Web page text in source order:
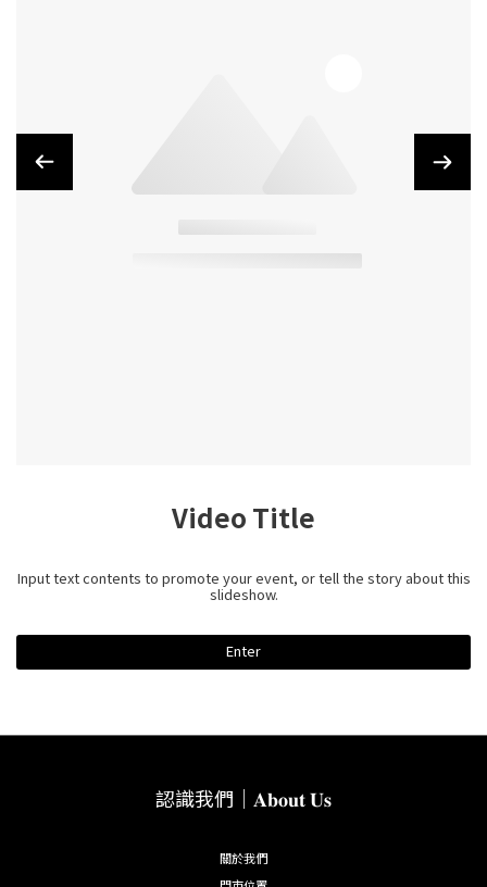
Video Title
Input text contents to promote your event, or tell the story about this
slideshow.
Enter
認識我們｜𝐀𝐛𝐨𝐮𝐭 𝐔𝐬
關於我們